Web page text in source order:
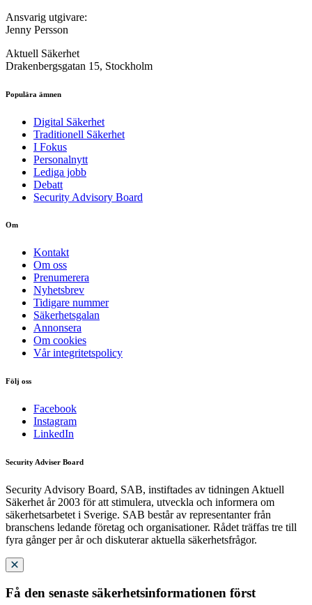
Ansvarig utgivare:
Jenny Persson
Aktuell Säkerhet
Drakenbergsgatan 15, Stockholm
Populära ämnen
Digital Säkerhet
Traditionell Säkerhet
I Fokus
Personalnytt
Lediga jobb
Debatt
Security Advisory Board
Om
Kontakt
Om oss
Prenumerera
Nyhetsbrev
Tidigare nummer
Säkerhetsgalan
Annonsera
Om cookies
Vår integritetspolicy
Följ oss
Facebook
Instagram
LinkedIn
Security Adviser Board
Security Advisory Board, SAB, instiftades av tidningen Aktuell
Säkerhet år 2003 för att stimulera, utveckla och informera om
säkerhetsarbetet i Sverige. SAB består av representanter från
branschens ledande företag och organisationer. Rådet träffas tre till
fyra gånger per år och diskuterar aktuella säkerhetsfrågor.
Få den senaste säkerhetsinformationen först